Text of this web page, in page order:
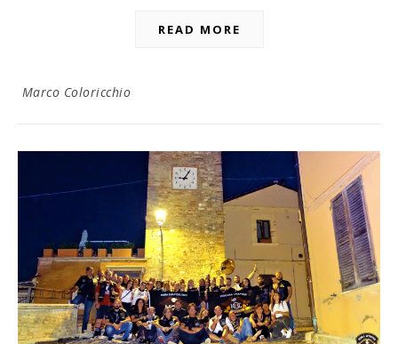
READ MORE
Marco Coloricchio